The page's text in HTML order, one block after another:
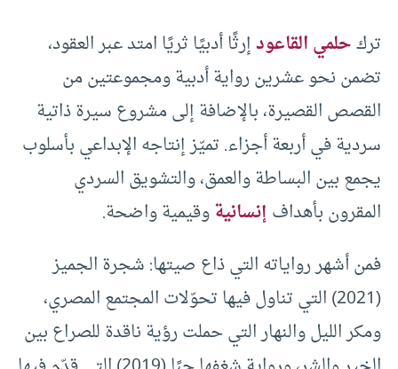
تركحلمي القاعودإرثًا أدبيًا ثريًا امتد عبر العقود،
تضمن نحو عشرين رواية أدبية ومجموعتين من
القصص القصيرة، بالإضافة إلى مشروع سيرة ذاتية
سردية في أربعة أجزاء. تميّز إنتاجه الإبداعي بأسلوب
يجمع بين البساطة والعمق، والتشويق السردي
المقرون بأهدافإنسانيةوقيمية واضحة.
فمن أشهر رواياته التي ذاع صيتها: شجرة الجميز
(2021) التي تناول فيها تحوّلات المجتمع المصري،
ومكر الليل والنهار التي حملت رؤية ناقدة للصراع بين